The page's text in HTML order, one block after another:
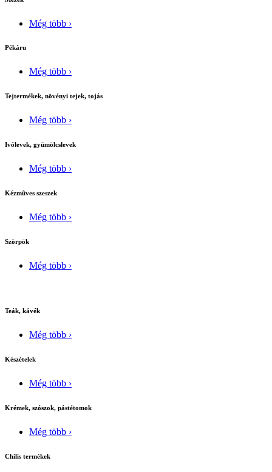
Még több ›
Pékáru
Még több ›
Tejtermékek, növényi tejek, tojás
Még több ›
Ivólevek, gyümölcslevek
Még több ›
Kézmûves szeszek
Még több ›
Szörpök
Még több ›
Teák, kávék
Még több ›
Készételek
Még több ›
Krémek, szószok, pástétomok
Még több ›
Chilis termékek